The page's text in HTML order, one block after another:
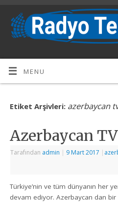
MENU
Etiket Arşivleri: azerbaycan
Azerbaycan
Tarafından admin | 9 Mart 2017 |
Türkiye’nin ve tüm dünyanın her
devam ediyor. Azerbaycan dan